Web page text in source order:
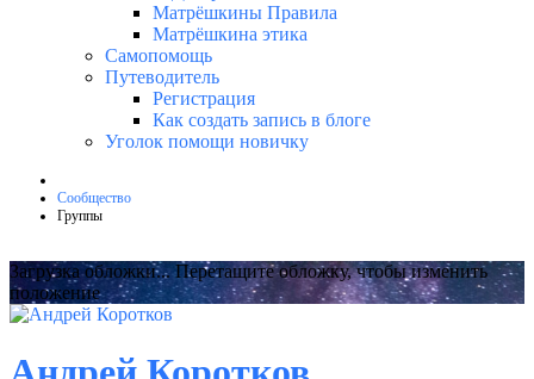
Матрёшкины Правила
Матрёшкина этика
Самопомощь
Путеводитель
Регистрация
Как создать запись в блоге
Уголок помощи новичку
Сообщество
Группы
Загрузка обложки... Перетащите обложку, чтобы изменить
положение